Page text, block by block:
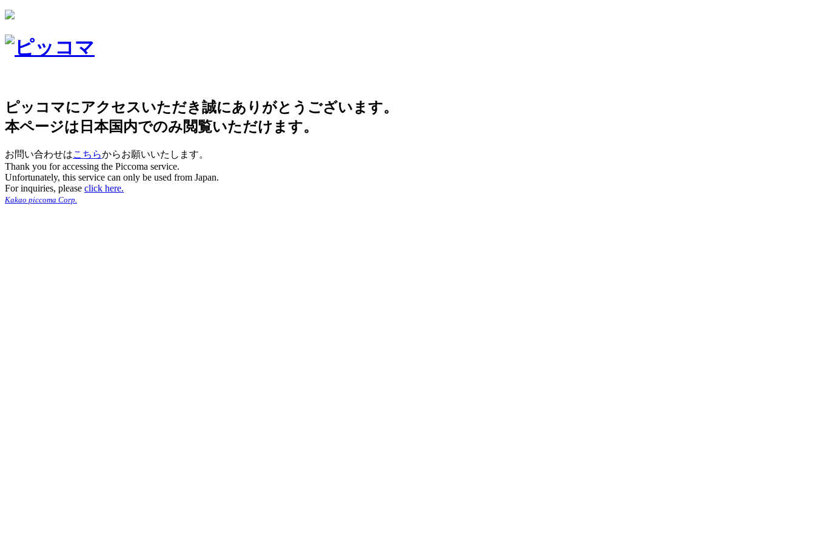
ピッコマにアクセスいただき誠にありがとうございます。
本ページは日本国内でのみ閲覧いただけます。
お問い合わせはこちらからお願いいたします。
Thank you for accessing the Piccoma service.
Unfortunately, this service can only be used from Japan.
For inquiries, please click here.
Kakao piccoma Corp.